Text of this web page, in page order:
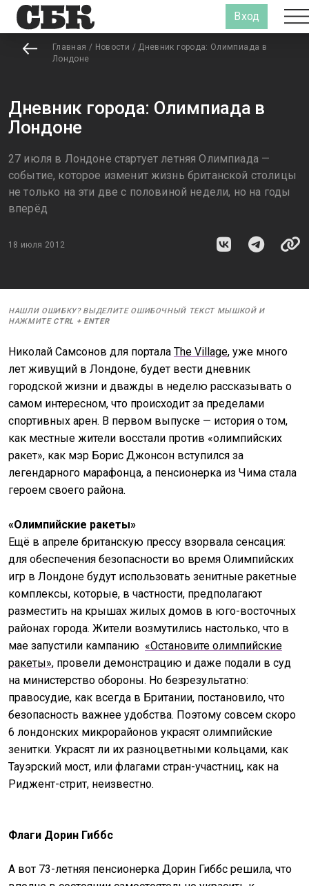
Вход
Главная / Новости / Дневник города: Олимпиада в
Лондоне
Дневник города: Олимпиада в
Лондоне
27 июля в Лондоне стартует летняя Олимпиада —
событие, которое изменит жизнь британской столицы
не только на эти две с половиной недели, но на годы
вперёд
18 июля 2012
НАШЛИ ОШИБКУ? ВЫДЕЛИТЕ ОШИБОЧНЫЙ ТЕКСТ МЫШКОЙ И
НАЖМИТЕ CTRL + ENTER
Николай Самсонов для портала The Village, уже много
лет живущий в Лондоне, будет вести дневник
городской жизни и дважды в неделю рассказывать о
самом интересном, что происходит за пределами
спортивных арен. В первом выпуске — история о том,
как местные жители восстали против «олимпийских
ракет», как мэр Борис Джонсон вступился за
легендарного марафонца, а пенсионерка из Чима стала
героем своего района.
«Олимпийские ракеты»
Ещё в апреле британскую прессу взорвала сенсация:
для обеспечения безопасности во время Олимпийских
игр в Лондоне будут использовать зенитные ракетные
комплексы, которые, в частности, предполагают
разместить на крышах жилых домов в юго-восточных
районах города. Жители возмутились настолько, что в
мае запустили кампанию «Остановите олимпийские
ракеты», провели демонстрацию и даже подали в суд
на министерство обороны. Но безрезультатно:
правосудие, как всегда в Британии, постановило, что
безопасность важнее удобства. Поэтому совсем скоро
6 лондонских микрорайонов украсят олимпийские
зенитки. Украсят ли их разноцветными кольцами, как
Тауэрский мост, или флагами стран-участниц, как на
Риджент-стрит, неизвестно.
Флаги Дорин Гиббс
А вот 73-летняя пенсионерка Дорин Гиббс решила, что